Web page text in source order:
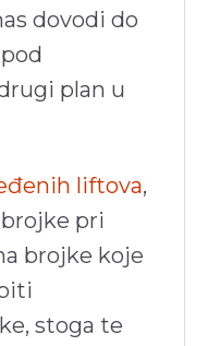
dovodi do
plan u
liftova,
pri
brojke koje
stoga te